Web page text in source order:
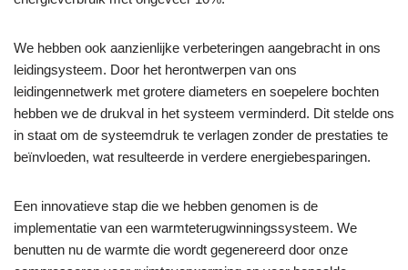
We hebben ook aanzienlijke verbeteringen aangebracht in ons
leidingsysteem. Door het herontwerpen van ons
leidingennetwerk met grotere diameters en soepelere bochten
hebben we de drukval in het systeem verminderd. Dit stelde ons
in staat om de systeemdruk te verlagen zonder de prestaties te
beïnvloeden, wat resulteerde in verdere energiebesparingen.
Een innovatieve stap die we hebben genomen is de
implementatie van een warmteterugwinningssysteem. We
benutten nu de warmte die wordt gegenereerd door onze